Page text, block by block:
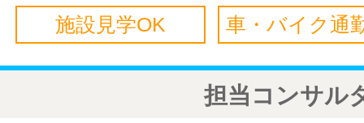
施設見学OK 車・バイク通
担当コンサル